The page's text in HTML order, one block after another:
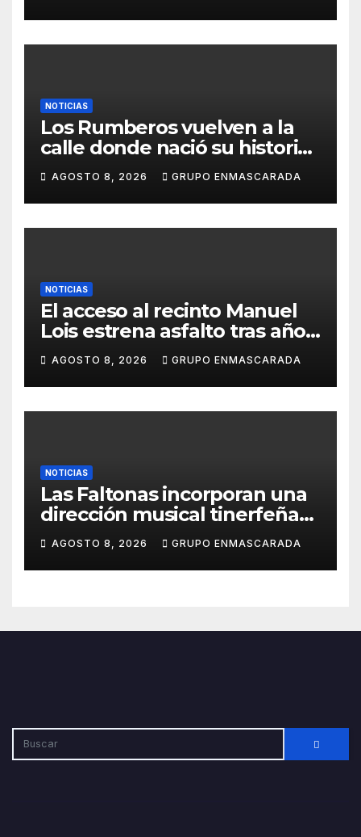
NOTICIAS
Los Rumberos vuelven a la
calle donde nació su historia:
51 años después, el mismo
barrio, el mismo orgullo
AGOSTO 8, 2026 GRUPO ENMASCARADA
NOTICIAS
El acceso al recinto Manuel
Lois estrena asfalto tras años
de espera
AGOSTO 8, 2026 GRUPO ENMASCARADA
NOTICIAS
Las Faltonas incorporan una
dirección musical tinerfeña
para afrontar con ilusión el
Carnaval de Lanzarote
AGOSTO 8, 2026 GRUPO ENMASCARADA